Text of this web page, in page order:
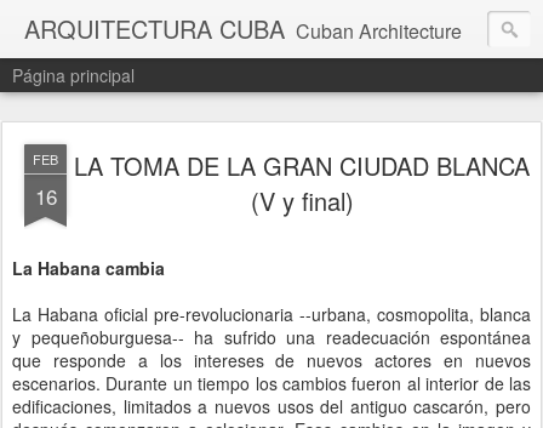
ARQUITECTURA CUBA Cuban Architecture
Página principal
FEB
16
LA TOMA DE LA GRAN CIUDAD BLANCA
(V y final)
La Habana cambia
La Habana oficial pre-revolucionaria --urbana, cosmopolita, blanca
y pequeñoburguesa-- ha sufrido una readecuación espontánea
que responde a los intereses de nuevos actores en nuevos
escenarios. Durante un tiempo los cambios fueron al interior de las
edificaciones, limitados a nuevos usos del antiguo cascarón, pero